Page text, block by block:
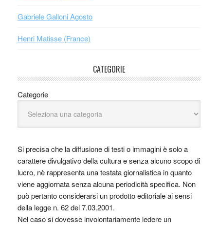
Gabriele Galloni Agosto
Henri Matisse (France)
CATEGORIE
Categorie
Si precisa che la diffusione di testi o immagini è solo a
carattere divulgativo della cultura e senza alcuno scopo di
lucro, nè rappresenta una testata giornalistica in quanto
viene aggiornata senza alcuna periodicità specifica. Non
può pertanto considerarsi un prodotto editoriale ai sensi
della legge n. 62 del 7.03.2001.
Nel caso si dovesse involontariamente ledere un